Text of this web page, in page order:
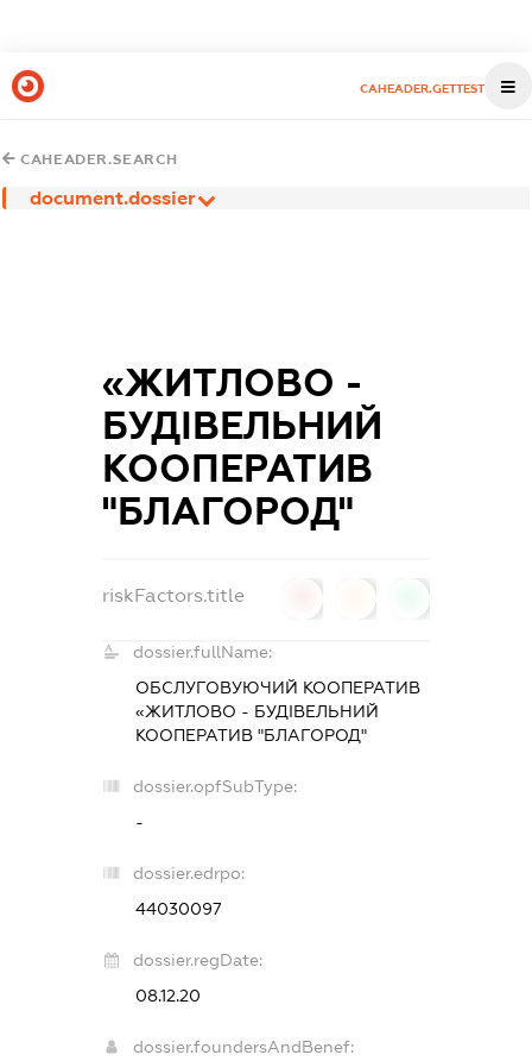
CAHEADER.GETTEST
CAHEADER.SEARCH
document.dossier
«ЖИТЛОВО -
БУДІВЕЛЬНИЙ
КООПЕРАТИВ
"БЛАГОРОД"
riskFactors.title
dossier.fullName:
ОБСЛУГОВУЮЧИЙ КООПЕРАТИВ
«ЖИТЛОВО - БУДІВЕЛЬНИЙ
КООПЕРАТИВ "БЛАГОРОД"
dossier.opfSubType:
-
dossier.edrpo:
44030097
dossier.regDate:
08.12.20
dossier.foundersAndBenef: